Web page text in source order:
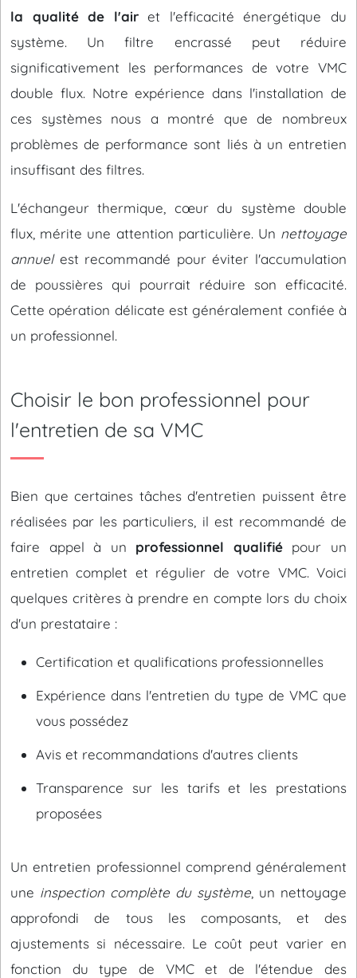
la qualité de l'airet l'efficacité énergétique du
système. Un filtre encrassé peut réduire
significativement les performances de votre VMC
double flux. Notre expérience dans l'installation de
ces systèmes nous a montré que de nombreux
problèmes de performance sont liés à un entretien
insuffisant des filtres.
L'échangeur thermique, cœur du système double
flux, mérite une attention particulière. Un nettoyage
annuelest recommandé pour éviter l'accumulation
de poussières qui pourrait réduire son efficacité.
Cette opération délicate est généralement confiée à
un professionnel.
Choisir le bon professionnel pour
l'entretien de sa VMC
Bien que certaines tâches d'entretien puissent être
réalisées par les particuliers, il est recommandé de
faire appel à un professionnel qualifiépour un
entretien complet et régulier de votre VMC. Voici
quelques critères à prendre en compte lors du choix
d'un prestataire :
Certification et qualifications professionnelles
Expérience dans l'entretien du type de VMC que
vous possédez
Avis et recommandations d'autres clients
Transparence sur les tarifs et les prestations
proposées
Un entretien professionnel comprend généralement
une inspection complète du système , un nettoyage
approfondi de tous les composants, et des
ajustements si nécessaire. Le coût peut varier en
fonction du type de VMC et de l'étendue des